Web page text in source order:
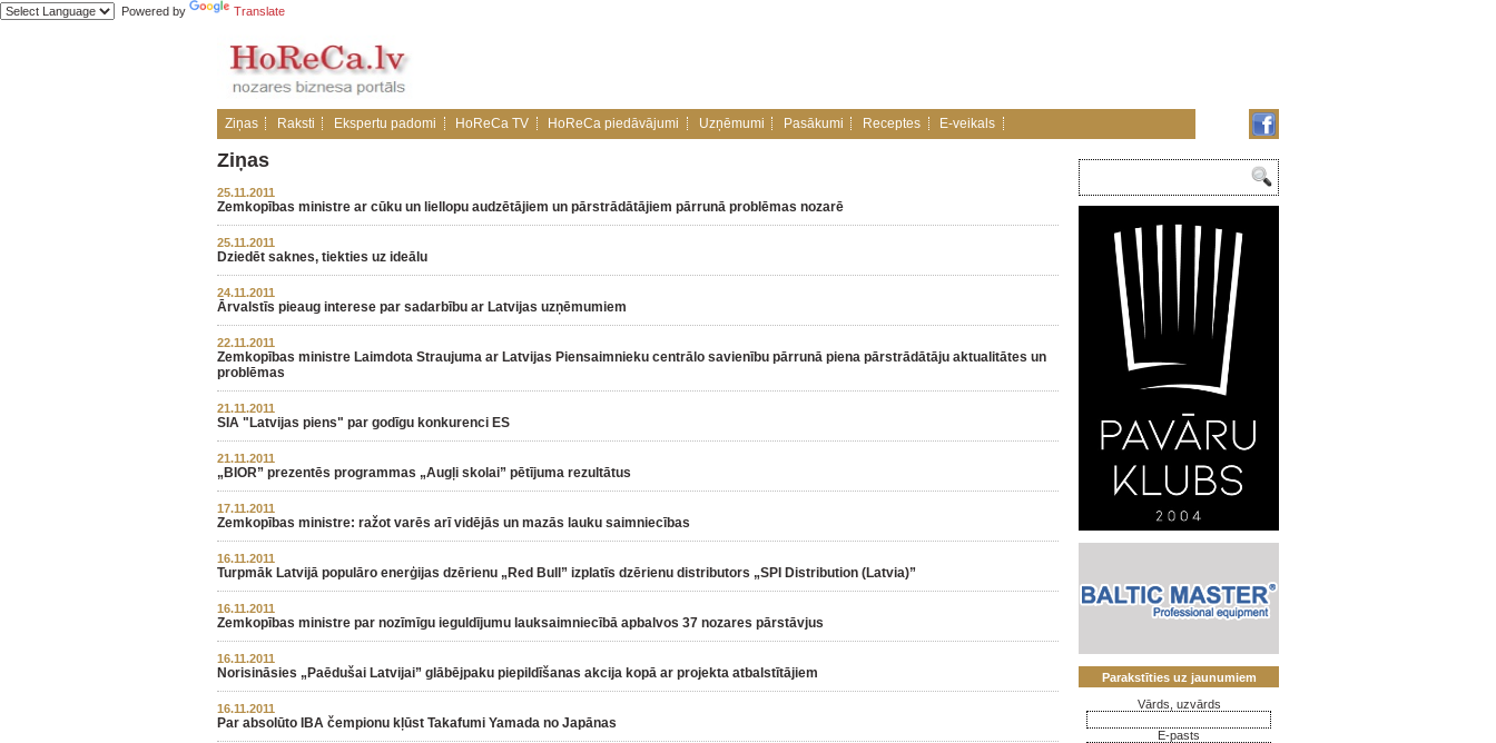
Powered by Translate
Ziņas Raksti Ekspertu padomi HoReCa TV HoReCa piedāvājumi Uzņēmumi Pasākumi Receptes E-veikals
Ziņas
25.11.2011
Zemkopības ministre ar cūku un liellopu audzētājiem un pārstrādātājiem pārrunā problēmas nozarē
25.11.2011
Dziedēt saknes, tiekties uz ideālu
24.11.2011
Ārvalstīs pieaug interese par sadarbību ar Latvijas uzņēmumiem
22.11.2011
Zemkopības ministre Laimdota Straujuma ar Latvijas Piensaimnieku centrālo savienību pārrunā piena pārstrādātāju aktualitātes un
problēmas
21.11.2011
SIA "Latvijas piens" par godīgu konkurenci ES
21.11.2011
„BIOR” prezentēs programmas „Augļi skolai” pētījuma rezultātus
17.11.2011
Zemkopības ministre: ražot varēs arī vidējās un mazās lauku saimniecības
16.11.2011
Turpmāk Latvijā populāro enerģijas dzērienu „Red Bull” izplatīs dzērienu distributors „SPI Distribution (Latvia)”
16.11.2011
Zemkopības ministre par nozīmīgu ieguldījumu lauksaimniecībā apbalvos 37 nozares pārstāvjus
16.11.2011
Norisināsies „Paēdušai Latvijai” glābējpaku piepildīšanas akcija kopā ar projekta atbalstītājiem
16.11.2011
Par absolūto IBA čempionu kļūst Takafumi Yamada no Japānas
Parakstīties uz jaunumiem
Vārds, uzvārds
E-pasts